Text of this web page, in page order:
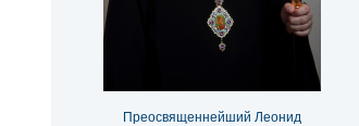
Преосвященнейший Леонид